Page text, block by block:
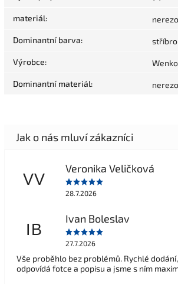
materiál:
Dominantní barva: stříbro
Výrobce: Wenko
Dominantní materiál:
VV
Veronika Veličková
28.7.2026
IB
Ivan Boleslav
27.7.2026
Vše proběhlo bez problémů. Rychlé
odpovídá fotce a popisu a jsme s ním